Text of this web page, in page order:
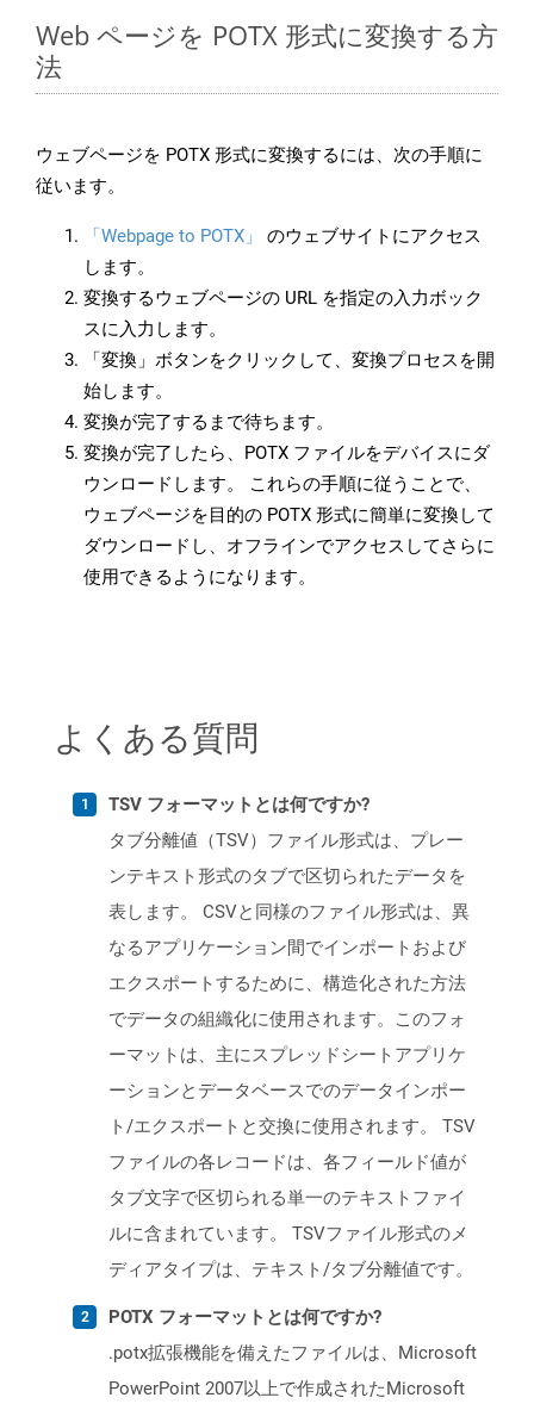
Web ページを POTX 形式に変換する方
法
ウェブページを POTX 形式に変換するには、次の手順に
従います。
「Webpage to POTX」
のウェブサイトにアクセス
します。
変換するウェブページの URL を指定の入力ボック
スに入力します。
「変換」ボタンをクリックして、変換プロセスを開
始します。
変換が完了するまで待ちます。
変換が完了したら、POTX ファイルをデバイスにダ
ウンロードします。 これらの手順に従うことで、
ウェブページを目的の POTX 形式に簡単に変換して
ダウンロードし、オフラインでアクセスしてさらに
使用できるようになります。
よくある質問
TSV フォーマットとは何ですか?
タブ分離値（TSV）ファイル形式は、プレー
ンテキスト形式のタブで区切られたデータを
表します。 CSVと同様のファイル形式は、異
なるアプリケーション間でインポートおよび
エクスポートするために、構造化された方法
でデータの組織化に使用されます。このフォ
ーマットは、主にスプレッドシートアプリケ
ーションとデータベースでのデータインポー
ト/エクスポートと交換に使用されます。 TSV
ファイルの各レコードは、各フィールド値が
タブ文字で区切られる単一のテキストファイ
ルに含まれています。 TSVファイル形式のメ
ディアタイプは、テキスト/タブ分離値です。
POTX フォーマットとは何ですか?
.potx拡張機能を備えたファイルは、Microsoft
PowerPoint 2007以上で作成されたMicrosoft